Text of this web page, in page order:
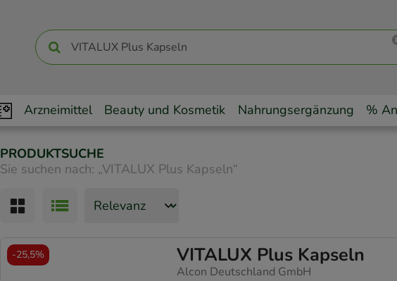
Arzneimittel Beauty und Kosmetik Nahrungsergänzung %
PRODUKTSUCHE
Sie suchen nach: „VITALUX Plus Kapseln“
VITALUX Plus Kapseln
Alcon Deutschland GmbH
-25,5%